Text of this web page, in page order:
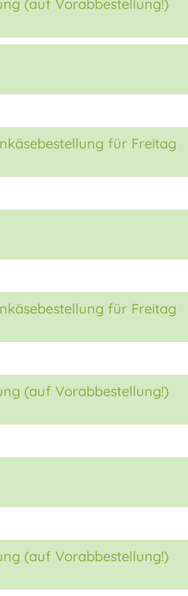
(auf Vorabbestellung!)
für Freitag
für Freitag
(auf Vorabbestellung!)
(auf Vorabbestellung!)